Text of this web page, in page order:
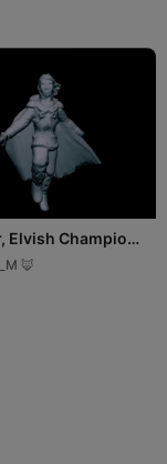
Elvish Champion
🦊